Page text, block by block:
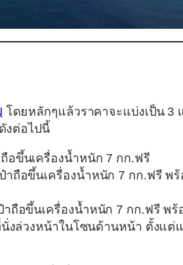
โดยหลักๆแล้วราคาจะแบ่งเป็น 3
งต่อไปนี้
อขึ้นเครื่องน้ำหนัก 7 กก.ฟรี
าถือขึ้นเครื่องน้ำหนัก 7 กก.ฟรี
าถือขึ้นเครื่องน้ำหนัก 7 กก.ฟรี พ
งล่วงหน้าในโซนด้านหน้า ตั้งแต่